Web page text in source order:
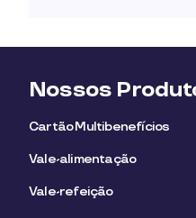
Nossos
Cartão Multibenefícios
Vale-alimentação
Vale-refeição